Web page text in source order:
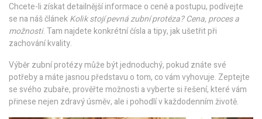
Chcete-li získat detailnější informace o ceně a postupu, podívejte
se na náš článekKolik stojí pevná zubní protéza? Cena, proces a
možnosti. Tam najdete konkrétní čísla a tipy, jak ušetřit při
zachování kvality.
Výběr zubní protézy může být jednoduchý, pokud znáte své
potřeby a máte jasnou představu o tom, co vám vyhovuje. Zeptejte
se svého zubaře, prověřte možnosti a vyberte si řešení, které vám
přinese nejen zdravý úsměv, ale i pohodlí v každodenním životě.